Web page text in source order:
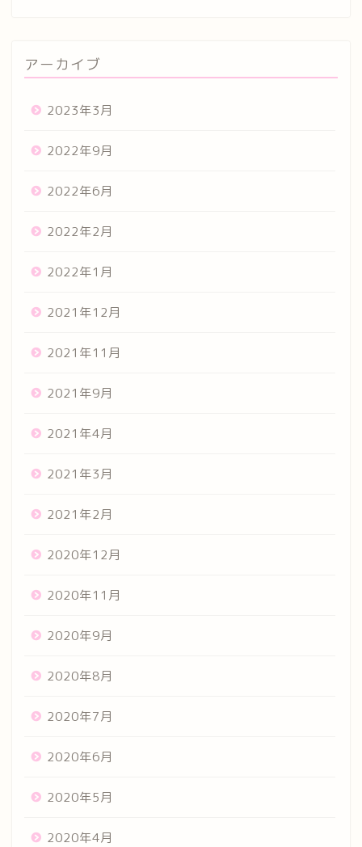
アーカイブ
2023年3月
2022年9月
2022年6月
2022年2月
2022年1月
2021年12月
2021年11月
2021年9月
2021年4月
2021年3月
2021年2月
2020年12月
2020年11月
2020年9月
2020年8月
2020年7月
2020年6月
2020年5月
2020年4月